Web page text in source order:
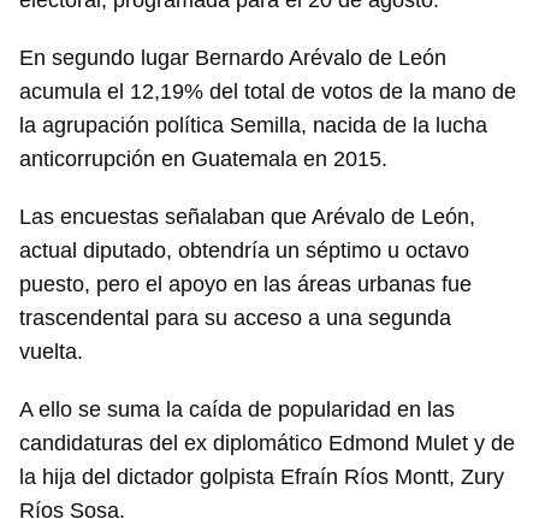
En segundo lugar Bernardo Arévalo de León
acumula el 12,19% del total de votos de la mano de
la agrupación política Semilla, nacida de la lucha
anticorrupción en Guatemala en 2015.
Las encuestas señalaban que Arévalo de León,
actual diputado, obtendría un séptimo u octavo
puesto, pero el apoyo en las áreas urbanas fue
trascendental para su acceso a una segunda
vuelta.
A ello se suma la caída de popularidad en las
candidaturas del ex diplomático Edmond Mulet y de
la hija del dictador golpista Efraín Ríos Montt, Zury
Ríos Sosa.